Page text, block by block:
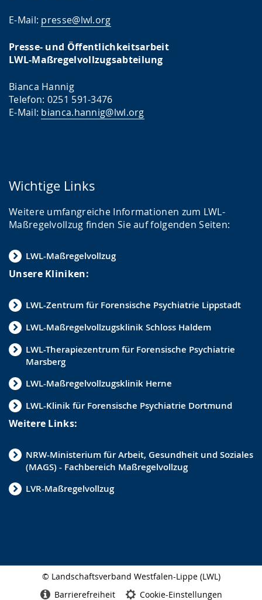
E-Mail: presse@lwl.org
Presse- und Öffentlichkeitsarbeit
LWL-Maßregelvollzugsabteilung
Bianca Hannig
Telefon: 0251 591-3476
E-Mail: bianca.hannig@lwl.org
Wichtige Links
Weitere umfangreiche Informationen zum LWL-
Maßregelvollzug finden Sie auf folgenden Seiten:
LWL-Maßregelvollzug
Unsere Kliniken:
LWL-Zentrum für Forensische Psychiatrie Lippstadt
LWL-Maßregelvollzugsklinik Schloss Haldem
LWL-Therapiezentrum für Forensische Psychiatrie
Marsberg
LWL-Maßregelvollzugsklinik Herne
LWL-Klinik für Forensische Psychiatrie Dortmund
Weitere Links:
NRW-Ministerium für Arbeit, Gesundheit und Soziales
(MAGS) - Fachbereich Maßregelvollzug
LVR-Maßregelvollzug
© Landschaftsverband Westfalen-Lippe (LWL)
Barrierefreiheit Cookie-Einstellungen